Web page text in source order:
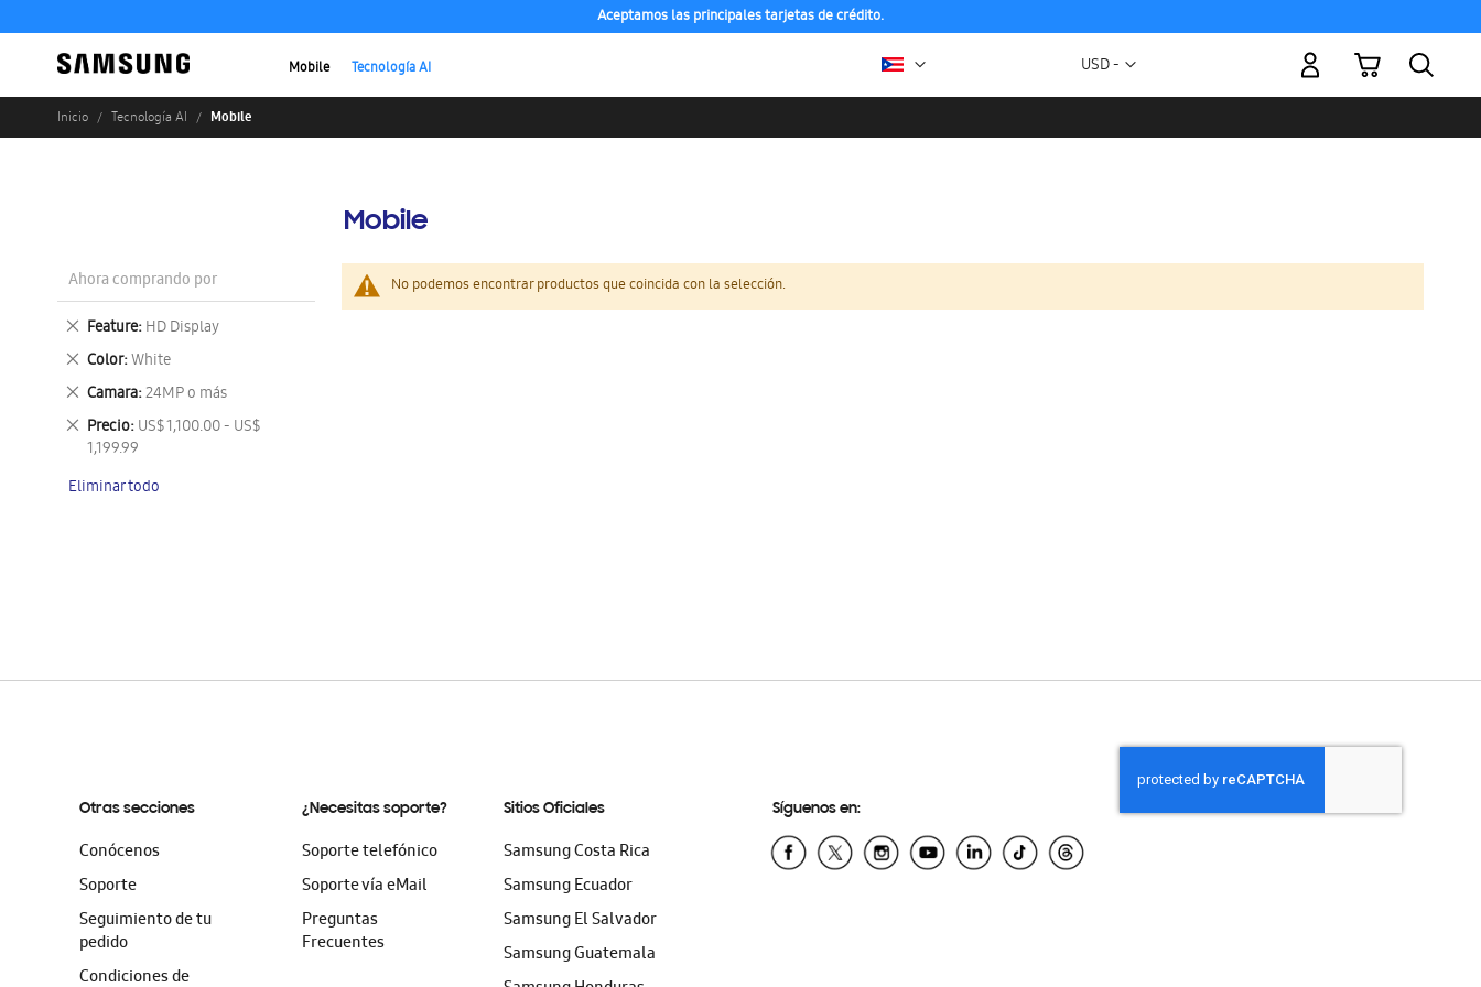
Aceptamos las principales tarjetas de crédito.
Mobile Tecnología AI Moneda
USD -
Mi carrito
Inicio Tecnología AI Mobile
Mobile
No podemos encontrar productos que coincida con la selección.
Ahora comprando por
Feature HD Display
Eliminar
este
artículo
Color White
Eliminar
este
artículo
Camara 24MP o más
Eliminar
este
artículo
Precio US$ 1,100.00 - US$
1,199.99
Eliminar
este
Eliminar todo
Otras secciones
Conócenos
Soporte
Seguimiento de tu
pedido
Condiciones de
¿Necesitas soporte?
Soporte telefónico
Soporte vía eMail
Preguntas
Frecuentes
Sitios Oficiales
Samsung Costa Rica
Samsung Ecuador
Samsung El Salvador
Samsung Guatemala
Síguenos en: